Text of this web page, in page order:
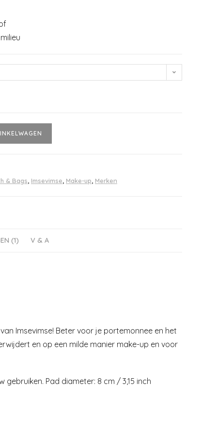
& Bags Imsevimse Make-up Merken
(1) V & A
Imsevimse! Beter voor je portemonnee en het
en op een milde manier make-up en voor
Pad diameter: 8 cm / 3,15 inch